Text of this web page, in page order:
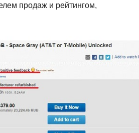
продаж и рейтингом,